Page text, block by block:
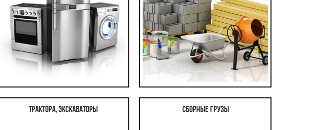
Трактора, экскаваторы Сборные грузы